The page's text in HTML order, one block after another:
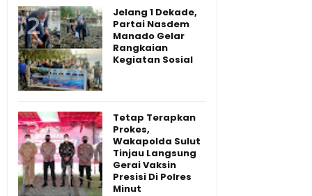
Jelang 1 Dekade,
Partai Nasdem
Manado Gelar
Rangkaian
Kegiatan Sosial
Tetap Terapkan
Prokes,
Wakapolda Sulut
Tinjau Langsung
Gerai Vaksin
Presisi Di Polres
Minut